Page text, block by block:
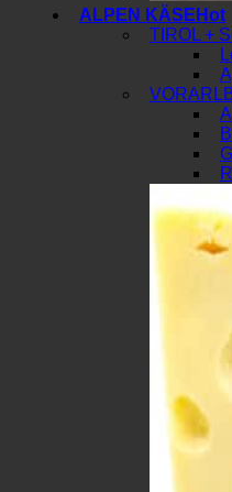
ALPEN KÄSE
TIROL +